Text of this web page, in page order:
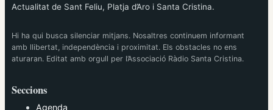
Actualitat de Sant Feliu, Platja d’Aro i Santa Cristina.
Hi ha qui busca silenciar mitjans. Nosaltres continuem informant
amb llibertat, independència i proximitat. Els obstacles no ens
aturaran. Editat amb orgull per l’Associació Ràdio Santa Cristina.
Seccions
Agenda